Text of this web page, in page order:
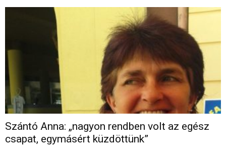
Szántó Anna: „nagyon rendben volt az egész
csapat, egymásért küzdöttünk”